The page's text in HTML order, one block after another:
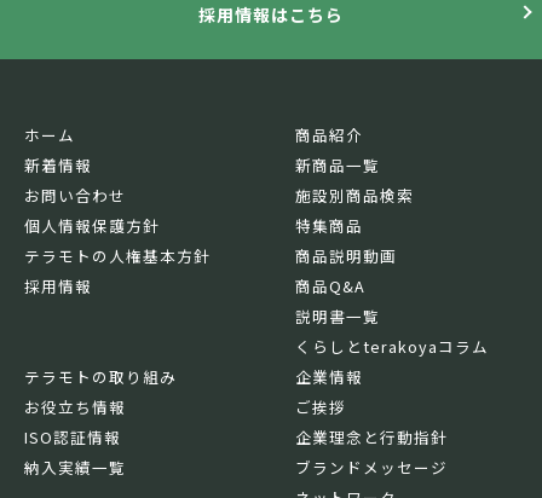
採用情報はこちら
ホーム
新着情報
お問い合わせ
個人情報保護方針
テラモトの人権基本方針
採用情報
商品紹介
新商品一覧
施設別商品検索
特集商品
商品説明動画
商品Q&A
説明書一覧
くらしとterakoyaコラム
テラモトの取り組み
お役立ち情報
ISO認証情報
納入実績一覧
企業情報
ご挨拶
企業理念と行動指針
ブランドメッセージ